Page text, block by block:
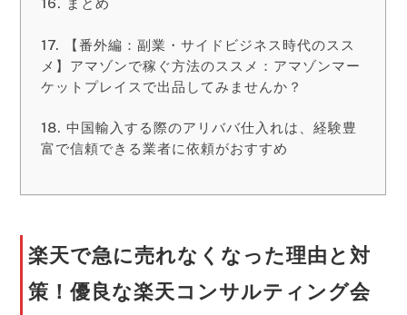
まとめ
【番外編：副業・サイドビジネス時代のスス
メ】アマゾンで稼ぐ方法のススメ：アマゾンマー
ケットプレイスで出品してみませんか？
中国輸入する際のアリババ仕入れは、経験豊
富で信頼できる業者に依頼がおすすめ
楽天で急に売れなくなった理由と対
策！優良な楽天コンサルティング会